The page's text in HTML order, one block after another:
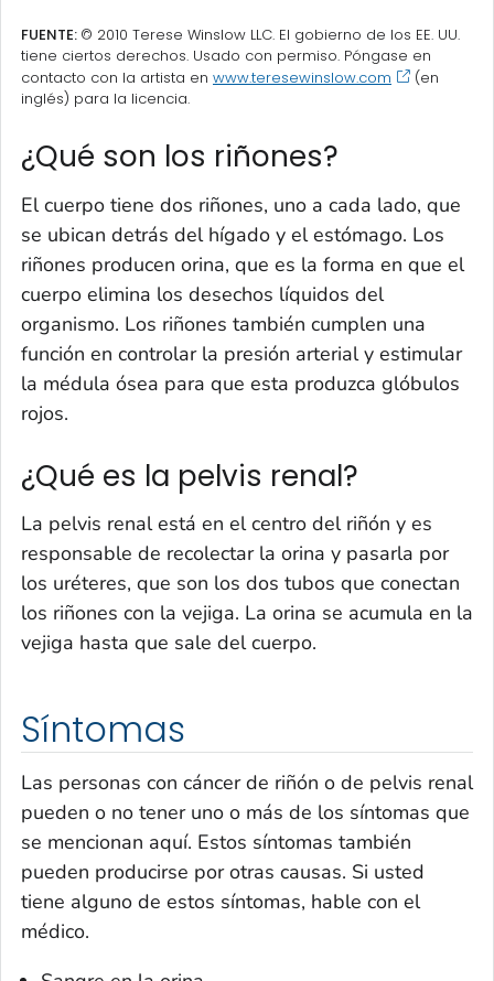
FUENTE: © 2010 Terese Winslow LLC. El gobierno de los EE. UU.
tiene ciertos derechos. Usado con permiso. Póngase en
contacto con la artista en www.teresewinslow.com
(en
inglés) para la licencia.
¿Qué son los riñones?
El cuerpo tiene dos riñones, uno a cada lado, que
se ubican detrás del hígado y el estómago. Los
riñones producen orina, que es la forma en que el
cuerpo elimina los desechos líquidos del
organismo. Los riñones también cumplen una
función en controlar la presión arterial y estimular
la médula ósea para que esta produzca glóbulos
rojos.
¿Qué es la pelvis renal?
La pelvis renal está en el centro del riñón y es
responsable de recolectar la orina y pasarla por
los uréteres, que son los dos tubos que conectan
los riñones con la vejiga. La orina se acumula en la
vejiga hasta que sale del cuerpo.
Síntomas
Las personas con cáncer de riñón o de pelvis renal
pueden o no tener uno o más de los síntomas que
se mencionan aquí. Estos síntomas también
pueden producirse por otras causas. Si usted
tiene alguno de estos síntomas, hable con el
médico.